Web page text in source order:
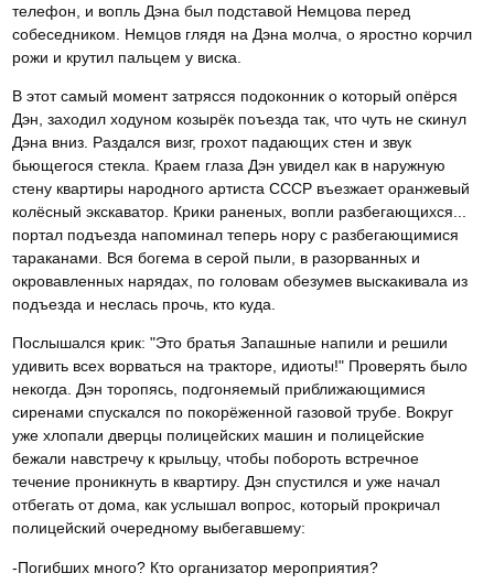
телефон, и вопль Дэна был подставой Немцова перед
собеседником. Немцов глядя на Дэна молча, о яростно корчил
рожи и крутил пальцем у виска.
В этот самый момент затрясся подоконник о который опёрся
Дэн, заходил ходуном козырёк поъезда так, что чуть не скинул
Дэна вниз. Раздался визг, грохот падающих стен и звук
бьющегося стекла. Краем глаза Дэн увидел как в наружную
стену квартиры народного артиста СССР въезжает оранжевый
колёсный экскаватор. Крики раненых, вопли разбегающихся...
портал подъезда напоминал теперь нору с разбегающимися
тараканами. Вся богема в серой пыли, в разорванных и
окровавленных нарядах, по головам обезумев выскакивала из
подъезда и неслась прочь, кто куда.
Послышался крик: "Это братья Запашные напили и решили
удивить всех ворваться на тракторе, идиоты!" Проверять было
некогда. Дэн торопясь, подгоняемый приближающимися
сиренами спускался по покорёженной газовой трубе. Вокруг
уже хлопали дверцы полицейских машин и полицейские
бежали навстречу к крыльцу, чтобы побороть встречное
течение проникнуть в квартиру. Дэн спустился и уже начал
отбегать от дома, как услышал вопрос, который прокричал
полицейский очередному выбегавшему:
-Погибших много? Кто организатор мероприятия?